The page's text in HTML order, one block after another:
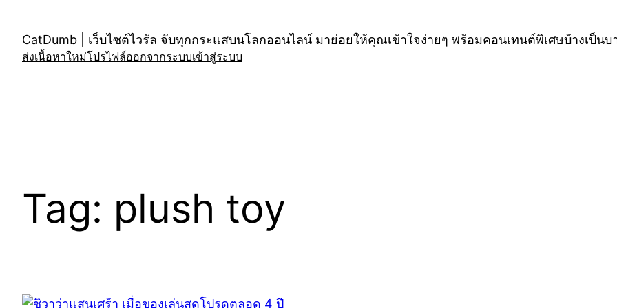
content
CatDumb | เว็บไซต์ไวรัล จับทุกกระแสบนโลกออนไลน์ มาย่อยให้คุณเข้าใจง่ายๆ พร้อมคอนเทนต์พิเศษบ้างเป็นบา
ส่งเนื้อหาใหม่โปรไฟล์ออกจากระบบเข้าสู่ระบบ
Tag: plush toy